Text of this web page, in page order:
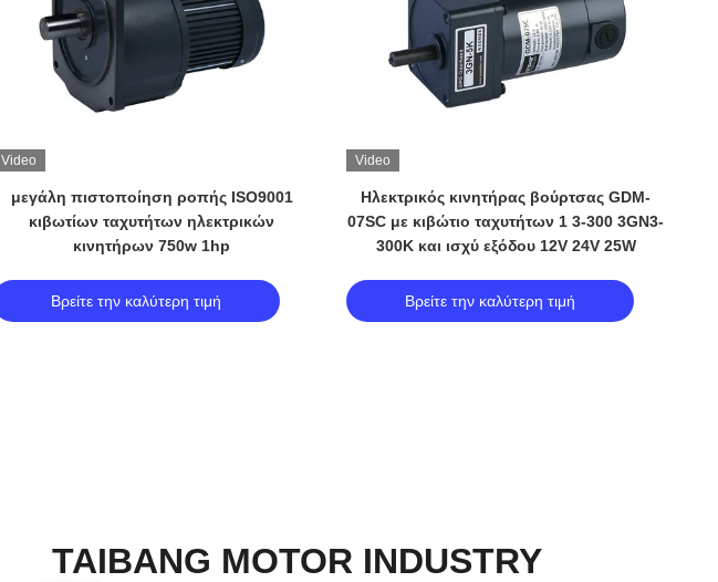
Video
μεγάλη πιστοποίηση ροπής ISO9001
κιβωτίων ταχυτήτων ηλεκτρικών
κινητήρων 750w 1hp
Βρείτε την καλύτερη τιμή
Video
Ηλεκτρικός κινητήρας βούρτσας GDM-
07SC με κιβώτιο ταχυτήτων 1 3-300 3GN3-
300K και ισχύ εξόδου 12V 24V 25W
Βρείτε την καλύτερη τιμή
TAIBANG MOTOR INDUSTRY